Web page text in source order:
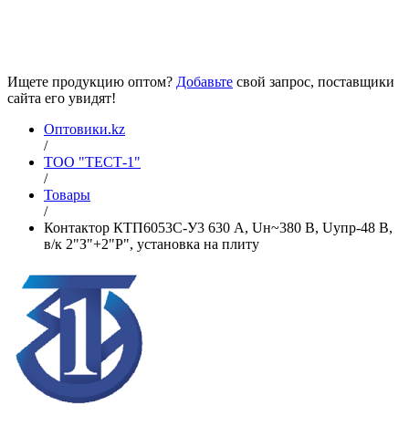
Ищете продукцию оптом? Добавьте свой запрос, поставщики
сайта его увидят!
Оптовики.kz
/
ТОО "ТЕСТ-1"
/
Товары
/
Контактор КТП6053С-У3 630 А, Uн~380 В, Uупр-48 В,
в/к 2"З"+2"Р", установка на плиту